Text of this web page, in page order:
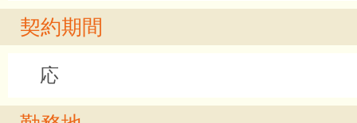
契約期間
応